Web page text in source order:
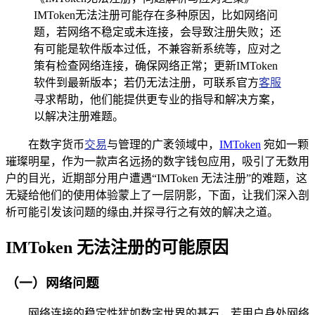
IMToken无法注册可能存在多种原因，比如网络问
题，若网络不稳定或未连接，会导致注册失败；还
有可能是软件版本过低，不兼容新系统等，应对之
策有检查网络连接，确保网络正常；更新IMToken
软件到最新版本；若仍无法注册，可联系官方客服
寻求帮助，他们能提供更专业的指导和解决方案，
以解决注册难题。
在数字货币交易与管理的广袤领域中， IMToken 宛如一颗
璀璨明星，作为一款声名远扬的数字钱包应用，吸引了无数用
户的目光，近期部分用户遭遇“IMToken 无法注册”的难题，这
无疑给他们的使用体验蒙上了一层阴影，下面，让我们深入剖
析可能引发该问题的缘由,并探寻行之有效的解决之道。
IMToken 无法注册的可能原因
（一）网络问题